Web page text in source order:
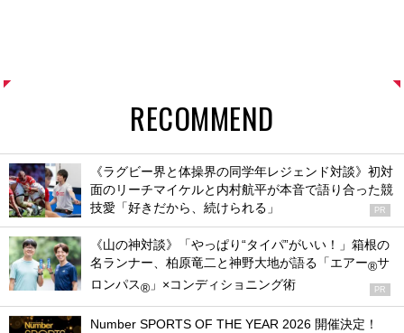
RECOMMEND
《ラグビー界と体操界の同学年レジェンド対談》初対
面のリーチマイケルと内村航平が本音で語り合った競
技愛「好きだから、続けられる」
PR
《山の神対談》「やっぱり“タイパ”がいい！」箱根の
名ランナー、柏原竜二と神野大地が語る「エアー®サ
ロンパス® 」×コンディショニング術 PR
Number SPORTS OF THE YEAR 2026 開催決定！